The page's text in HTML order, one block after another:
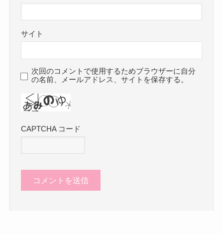
サイト
次回のコメントで使用するためブラウザーに自分
の名前、メールアドレス、サイトを保存する。
CAPTCHA コード